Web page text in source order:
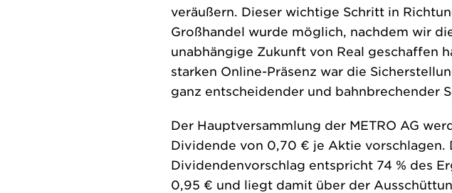
veräußern. Dieser wichtige Schritt in
Großhandel wurde möglich, nachdem wir
unabhängige Zukunft von Real geschaffen
starken Online-Präsenz war die
ganz entscheidender und bahnbrechender
Der Hauptversammlung der METRO AG
Dividende von 0,70 € je Aktie vorschlagen.
Dividendenvorschlag entspricht 74 % des
0,95 € und liegt damit über der